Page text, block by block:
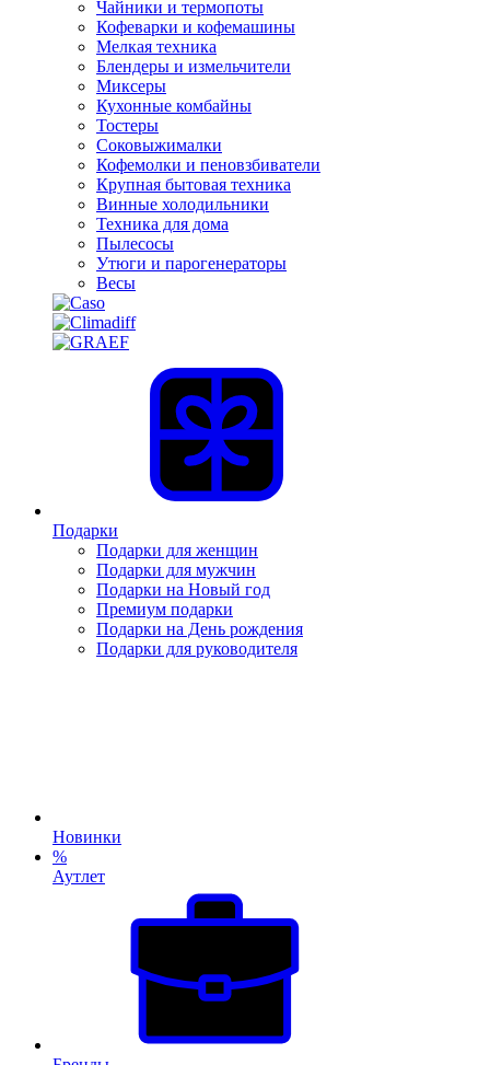
Чайники и термопоты
Кофеварки и кофемашины
Мелкая техника
Блендеры и измельчители
Миксеры
Кухонные комбайны
Тостеры
Соковыжималки
Кофемолки и пеновзбиватели
Крупная бытовая техника
Винные холодильники
Техника для дома
Пылесосы
Утюги и парогенераторы
Весы
Подарки
Подарки для женщин
Подарки для мужчин
Подарки на Новый год
Премиум подарки
Подарки на День рождения
Подарки для руководителя
Новинки
%
Аутлет